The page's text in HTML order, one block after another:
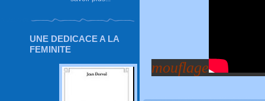
UNE DEDICACE A LA
FEMINITE
mouflage